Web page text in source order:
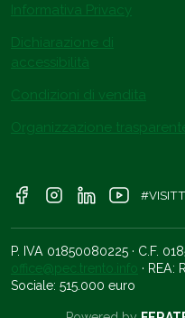
Informativa Privacy
Dichiarazione di
accessibilità
Condizioni di vendita
Organizzazione
P. IVA 01850080225 · C.F.
office@pec.trento.info · REA:
Sociale: 515.000 euro